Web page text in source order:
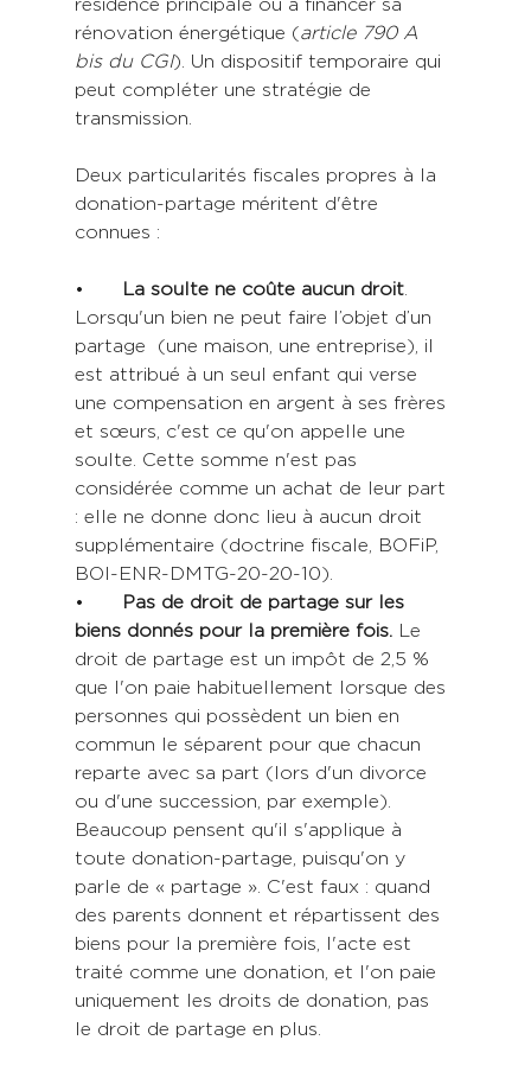
résidence principale ou à financer sa
rénovation énergétique (article 790 A
bis du CGI). Un dispositif temporaire qui
peut compléter une stratégie de
transmission.
Deux particularités fiscales propres à la
donation-partage méritent d'être
connues :
La soulte ne coûte aucun droit.
Lorsqu'un bien ne peut faire l’objet d’un
partage  (une maison, une entreprise), il
est attribué à un seul enfant qui verse
une compensation en argent à ses frères
et sœurs, c'est ce qu'on appelle une
soulte. Cette somme n'est pas
considérée comme un achat de leur part
: elle ne donne donc lieu à aucun droit
supplémentaire (doctrine fiscale, BOFiP,
BOI-ENR-DMTG-20-20-10).
Pas de droit de partage sur les
biens donnés pour la première fois. Le
droit de partage est un impôt de 2,5 %
que l'on paie habituellement lorsque des
personnes qui possèdent un bien en
commun le séparent pour que chacun
reparte avec sa part (lors d'un divorce
ou d'une succession, par exemple).
Beaucoup pensent qu'il s'applique à
toute donation-partage, puisqu'on y
parle de « partage ». C'est faux : quand
des parents donnent et répartissent des
biens pour la première fois, l'acte est
traité comme une donation, et l'on paie
uniquement les droits de donation, pas
le droit de partage en plus.